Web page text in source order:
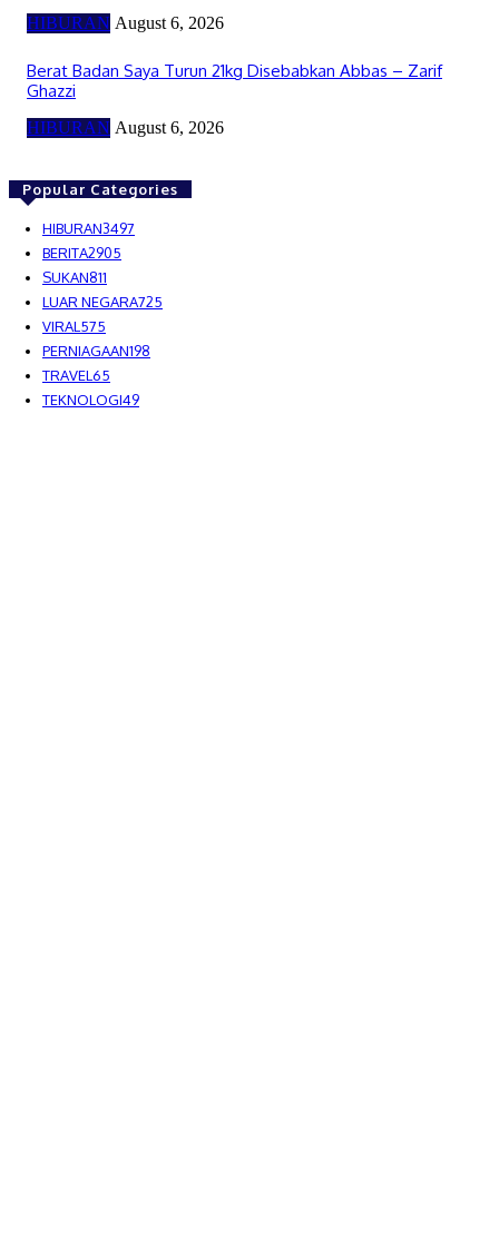
HIBURAN August 6, 2026
Berat Badan Saya Turun 21kg Disebabkan Abbas – Zarif
Ghazzi
HIBURAN August 6, 2026
Popular Categories
HIBURAN3497
BERITA2905
SUKAN811
LUAR NEGARA725
VIRAL575
PERNIAGAAN198
TRAVEL65
TEKNOLOGI49